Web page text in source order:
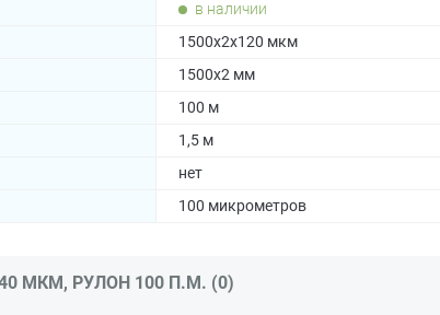
в наличии
1500х2х120 мкм
1500x2 мм
100 м
1,5 м
нет
100 микрометров
МКМ, РУЛОН 100 П.М. (0)